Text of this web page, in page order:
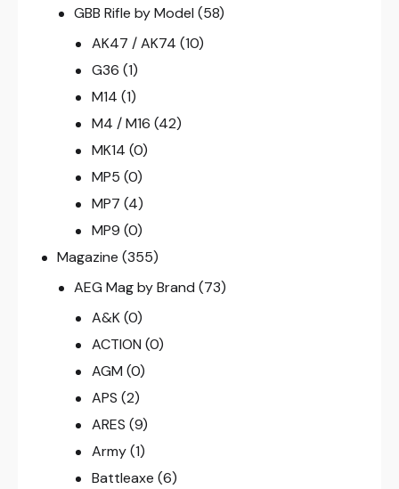
GBB Rifle by Model (58)
AK47 / AK74 (10)
G36 (1)
M14 (1)
M4 / M16 (42)
MK14 (0)
MP5 (0)
MP7 (4)
MP9 (0)
Magazine (355)
AEG Mag by Brand (73)
A&K (0)
ACTION (0)
AGM (0)
APS (2)
ARES (9)
Army (1)
Battleaxe (6)